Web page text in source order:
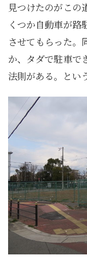
見つけたのがこの
くつか自動車が路
させてもらった。
か、タダで駐車で
法則がある。とい